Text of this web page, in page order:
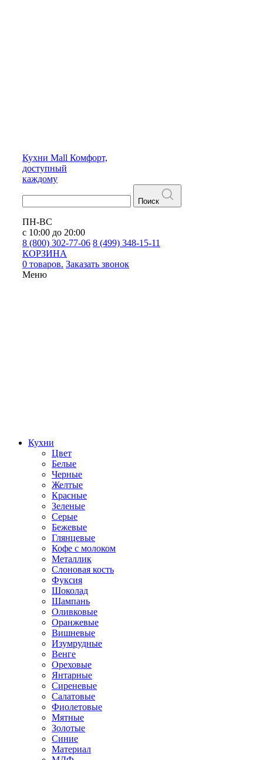
Кухни Mall Комфорт,
доступный
каждому
Поиск
ПН-ВС
с 10:00 до 20:00
8 (800) 302-77-06 8 (499) 348-15-11
КОРЗИНА
0 товаров. Заказать звонок
Меню
Кухни
Цвет
Белые
Черные
Желтые
Красные
Зеленые
Серые
Бежевые
Глянцевые
Кофе с молоком
Металлик
Слоновая кость
Фуксия
Шоколад
Шампань
Оливковые
Оранжевые
Вишневые
Изумрудные
Венге
Ореховые
Янтарные
Сиреневые
Салатовые
Фиолетовые
Мятные
Золотые
Синие
Материал